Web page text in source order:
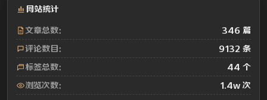
网站统计
文章总数： 346 篇
评论数目： 9132 条
标签总数： 44 个
浏览次数： 1.4w 次